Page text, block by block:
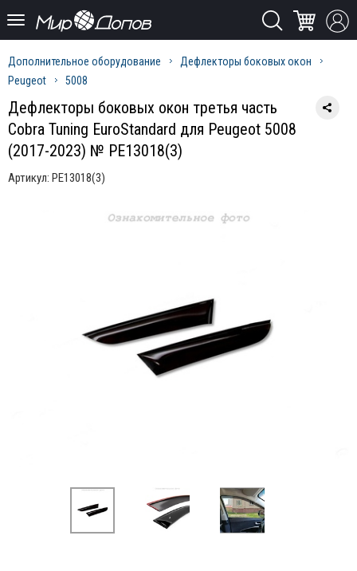
Дополнительное оборудование
Дефлекторы боковых окон
Peugeot
5008
Дефлекторы боковых окон третья часть
Cobra Tuning EuroStandard для Peugeot 5008
(2017-2023) № PE13018(3)
Артикул: PE13018(3)